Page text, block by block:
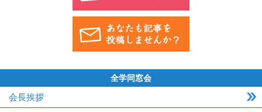
全学同窓会
会長挨拶